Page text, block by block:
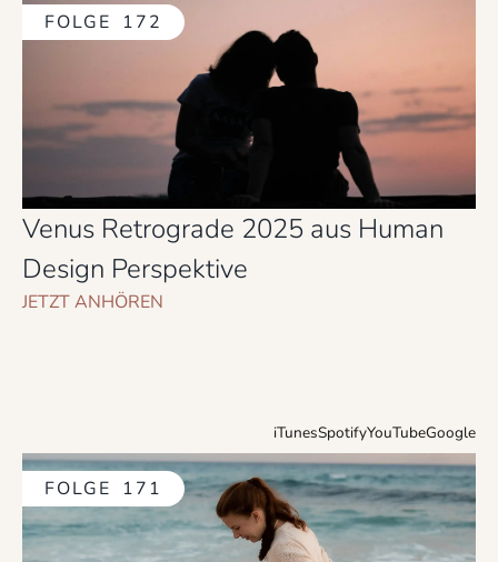
FOLGE 172
Venus Retrograde 2025 aus Human
Design Perspektive
JETZT ANHÖREN
iTunesSpotifyYouTubeGoogle
FOLGE 171